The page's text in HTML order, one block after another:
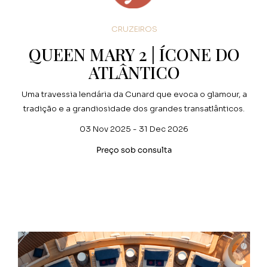
CRUZEIROS
QUEEN MARY 2 | ÍCONE DO
ATLÂNTICO
Uma travessia lendária da Cunard que evoca o glamour, a
tradição e a grandiosidade dos grandes transatlânticos.
03 Nov 2025 - 31 Dec 2026
Preço sob consulta